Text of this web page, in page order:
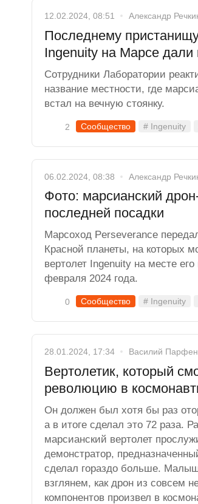
12.02.2024, 08:51 Александр
Последнему
Ingenuity на Марсе дали
Сотрудники Лаборатории
название местности, где
встал на вечную стоянку.
2 Сообщество # Ingenuity
06.02.2024, 08:38 Александр
Фото: марсианский
последней посадки
Марсоход Perseverance
Красной планеты, на которых
вертолет Ingenuity на месте
февраля 2024 года.
0 Сообщество # Ingenuity
28.01.2024, 17:34 Василий
Вертолетик, который
революцию в
Он должен был хотя бы раз
а в итоге сделал это 72 раза.
марсианский вертолет
демонстратор,
сделал гораздо больше.
взглянем, как дрон из совсем
компонентов произвел в